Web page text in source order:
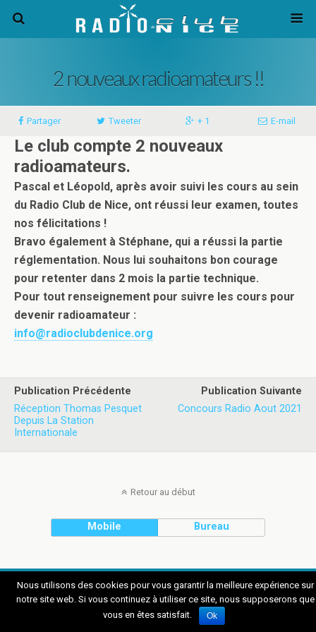
2 nouveaux radioamateurs !!
Partager Tweeter + 1 E-mail
Le club compte 2 nouveaux
radioamateurs.
Pascal et Léopold, après avoir suivi les cours au sein
du Radio Club de Nice, ont réussi leur examen, toutes
nos félicitations !
Bravo également à Stéphane, qui a réussi la partie
réglementation. Nous lui souhaitons bon courage
pour retenter dans 2 mois la partie technique.
Pour tout renseignement pour suivre les cours pour
devenir radioamateur :
info@radioclubdenice.org
Publication Précédente
Réception Thomas Pesquet
Depuis La Station
Internationale
Publication Suivante
Concours Radio Aout 2021
Retour au début
Mobile Bureau
Nous utilisons des cookies pour vous garantir la meilleure expérience sur
notre site web. Si vous continuez à utiliser ce site, nous supposerons que
vous en êtes satisfait.
Ok